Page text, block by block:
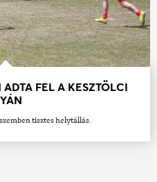
FEL A KESZTÖLCI
tisztes helytállás.